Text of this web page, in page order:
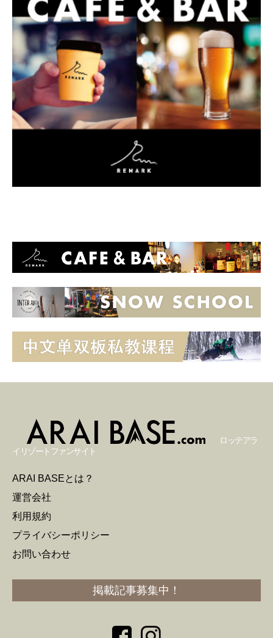
ロッテアラ
イリゾートファンサイト
ARAI BASEとは？
運営会社
利用規約
プライバシーポリシー
お問い合わせ
掲載記事募集中！